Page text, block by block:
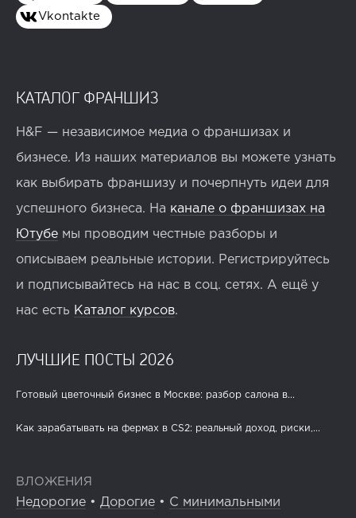
Vkontakte
КАТАЛОГ ФРАНШИЗ
H&F — независимое медиа о франшизах и
бизнесе. Из наших материалов вы можете узнать
как выбирать франшизу и почерпнуть идеи для
успешного бизнеса. На канале о франшизах на
Ютубе мы проводим честные разборы и
описываем реальные истории. Регистрируйтесь
и подписывайтесь на нас в соц. сетях. А ещё у
нас есть Каталог курсов.
ЛУЧШИЕ ПОСТЫ 2026
Готовый цветочный бизнес в Москве: разбор салона в...
Как зарабатывать на фермах в CS2: реальный доход, риски,...
ВЛОЖЕНИЯ
Недорогие • Дорогие • С минимальными